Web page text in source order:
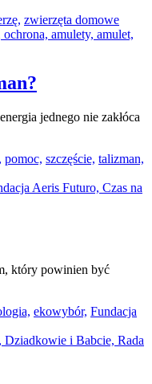
zwierzęta domowe
jednego nie zakłóca
pomoc, szczęście, talizman,
który powinien być
ekowybór, Fundacja